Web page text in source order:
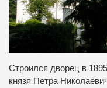
Строился дворец в
князя Петра